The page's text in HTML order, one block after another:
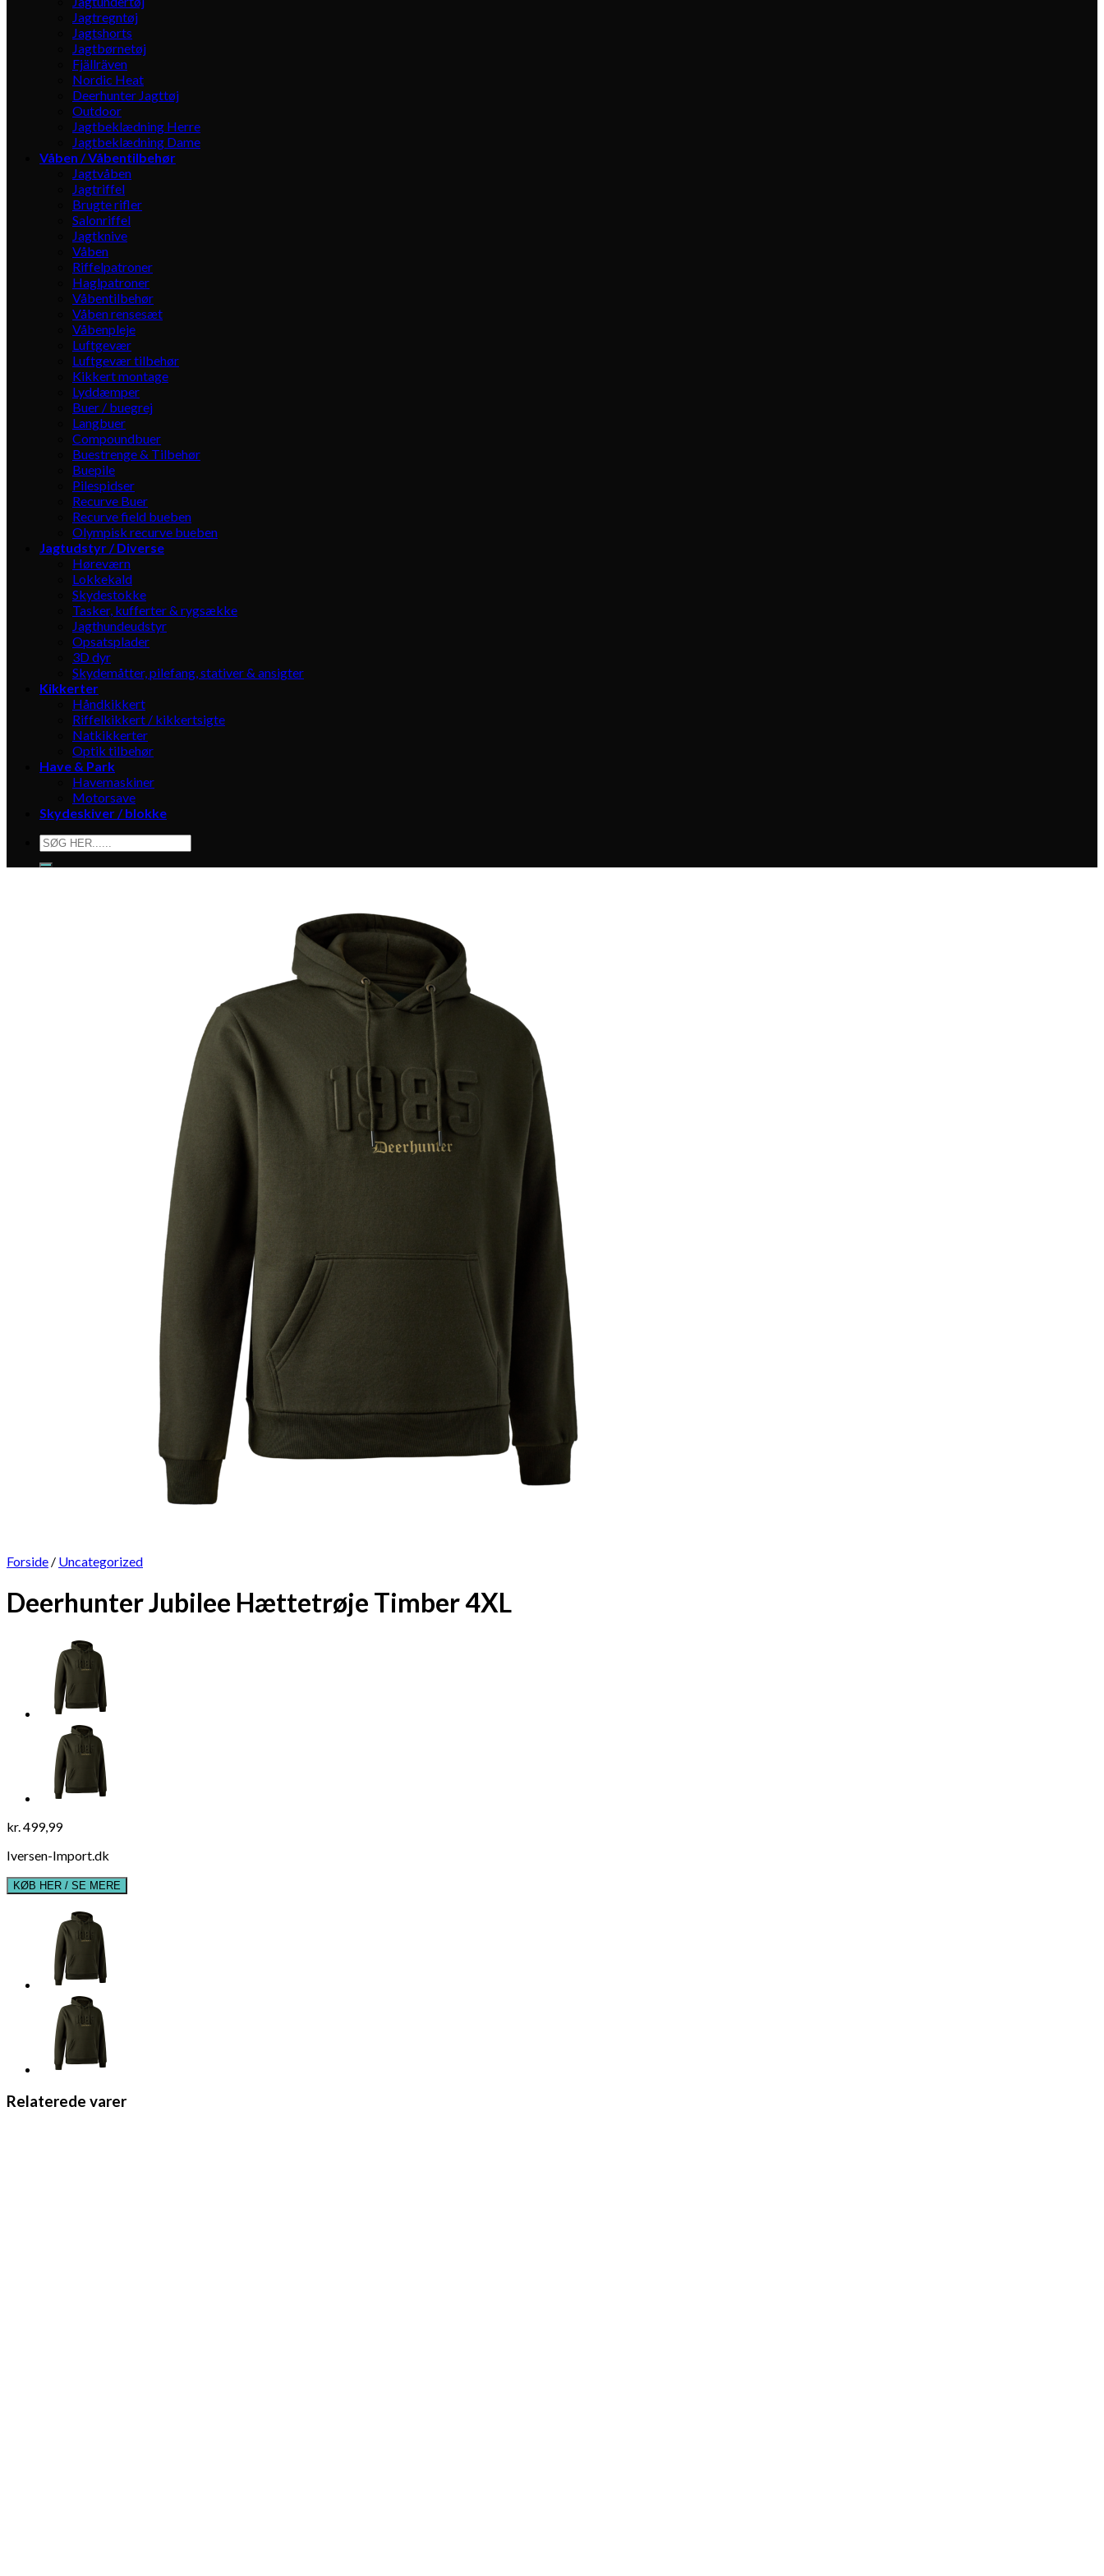
Jagtregntøj
Jagtshorts
Jagtbørnetøj
Fjällräven
Nordic Heat
Deerhunter Jagttøj
Outdoor
Jagtbeklædning Herre
Jagtbeklædning Dame
Våben / Våbentilbehør
Jagtvåben
Jagtriffel
Brugte rifler
Salonriffel
Jagtknive
Våben
Riffelpatroner
Haglpatroner
Våbentilbehør
Våben rensesæt
Våbenpleje
Luftgevær
Luftgevær tilbehør
Kikkert montage
Lyddæmper
Buer / buegrej
Langbuer
Compoundbuer
Buestrenge & Tilbehør
Buepile
Pilespidser
Recurve Buer
Recurve field bueben
Olympisk recurve bueben
Jagtudstyr / Diverse
Høreværn
Lokkekald
Skydestokke
Tasker, kufferter & rygsække
Jagthundeudstyr
Opsatsplader
3D dyr
Skydemåtter, pilefang, stativer & ansigter
Kikkerter
Håndkikkert
Riffelkikkert / kikkertsigte
Natkikkerter
Optik tilbehør
Have & Park
Havemaskiner
Motorsave
Skydeskiver / blokke
Søg
efter:
Forside / Uncategorized
Deerhunter Jubilee Hættetrøje Timber 4XL
kr.499,99
Iversen-Import.dk
KØB HER / SE MERE
Relaterede varer